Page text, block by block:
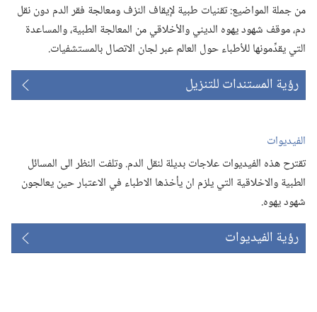
من جملة المواضيع:‏ تقنيات طبية لإيقاف النزف ومعالجة فقر الدم دون نقل
دم،‏ موقف شهود يهوه الديني والأخلاقي من المعالجة الطبية،‏ والمساعدة
التي يقدِّمونها للأطباء حول العالم عبر لجان الاتصال بالمستشفيات.‏
رؤية المستندات للتنزيل
الفيديوات
تقترح هذه الفيديوات علاجات بديلة لنقل الدم.‏ وتلفت النظر الى المسائل
الطبية والاخلاقية التي يلزم ان يأخذها الاطباء في الاعتبار حين يعالجون
شهود يهوه.‏
رؤية الفيديوات